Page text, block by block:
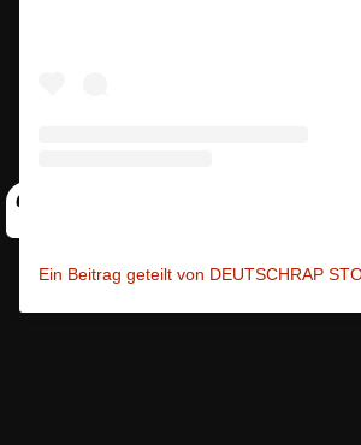
Ein Beitrag geteilt von DEUTSCHRAP STORIES